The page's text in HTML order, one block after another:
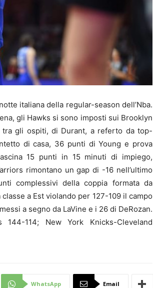
italiana della regular-season dell’Nba.
gli Hawks si sono imposti sui Brooklyn
tra gli ospiti, di Durant, a referto da top-
di casa, 36 punti di Young e prova
15 punti in 15 minuti di impiego,
rimontano un gap di -16 nell’ultimo
complessivi della coppia formata da
a Est violando per 127-109 il campo
a segno da LaVine e i 26 di DeRozan.
114; New York Knicks-Cleveland
WhatsApp Email